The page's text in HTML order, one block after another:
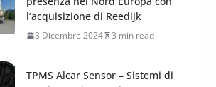
Pneumatici
4 Aprile 2022 3 min read
Cerchi in Lega Mercedes: Novità